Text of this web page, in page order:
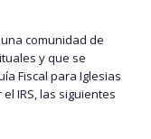
comunidad de
y que se
Fiscal para Iglesias
IRS, las siguientes